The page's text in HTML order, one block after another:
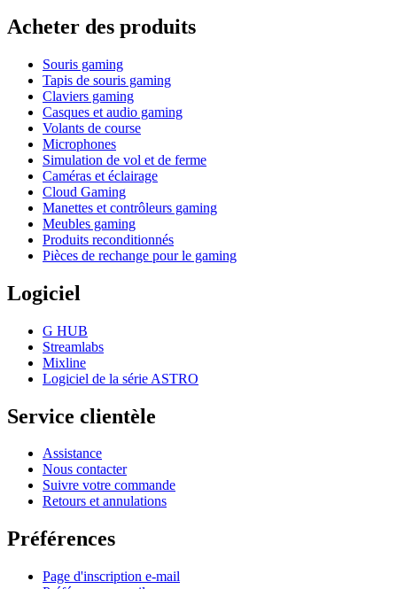
Acheter des produits
Souris gaming
Tapis de souris gaming
Claviers gaming
Casques et audio gaming
Volants de course
Microphones
Simulation de vol et de ferme
Caméras et éclairage
Cloud Gaming
Manettes et contrôleurs gaming
Meubles gaming
Produits reconditionnés
Pièces de rechange pour le gaming
Logiciel
G HUB
Streamlabs
Mixline
Logiciel de la série ASTRO
Service clientèle
Assistance
Nous contacter
Suivre votre commande
Retours et annulations
Préférences
Page d'inscription e-mail